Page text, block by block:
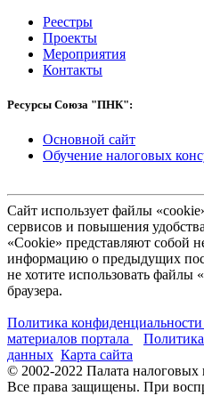
Реестры
Проекты
Мероприятия
Контакты
Ресурсы Союза "ПНК":
Основной сайт
Обучение налоговых
Сайт использует файлы
сервисов и повышения
«Cookie» представляют собой
информацию о предыдущих
не хотите использовать файлы
браузера.
Политика конфиденциальности
материалов портала
данных Карта сайта
© 2002-2022 Палата налоговых
Все права защищены. При